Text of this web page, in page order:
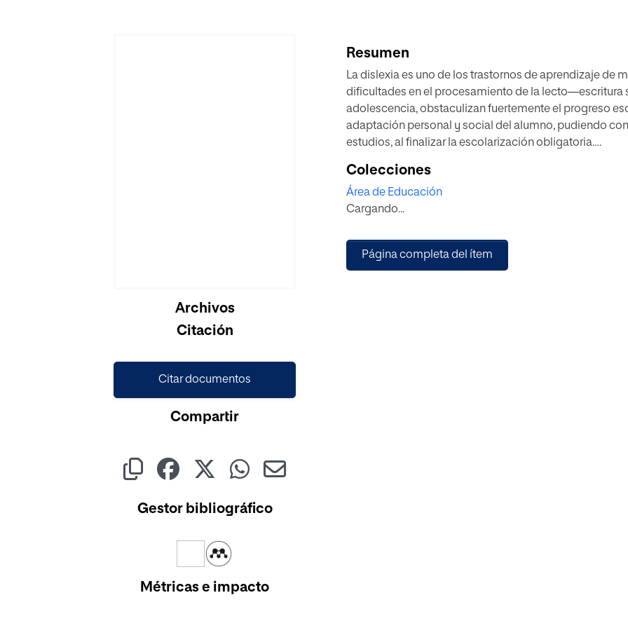
Archivos
Citación
Citar documentos
Compartir
Gestor bibliográfico
Métricas e impacto
Resumen
La dislexia es uno de los trastornos de aprendizaje de
dificultades en el procesamiento de la lecto—escritura
adolescencia, obstaculizan fuertemente el progreso
adaptación personal y social del alumno, pudiendo
estudios, al finalizar la escolarización obligatoria.
actividades didácticas estimuladoras de las
lógico—matemático, con niños disléxicos,
A partir del análisis cualitativo longitudinal de los
Secundaria, se extraen conclusiones operativas para
el aula y el desarrollo de pautas metodológicas que
Colecciones
Área de Educación
Cargando...
Página completa del ítem